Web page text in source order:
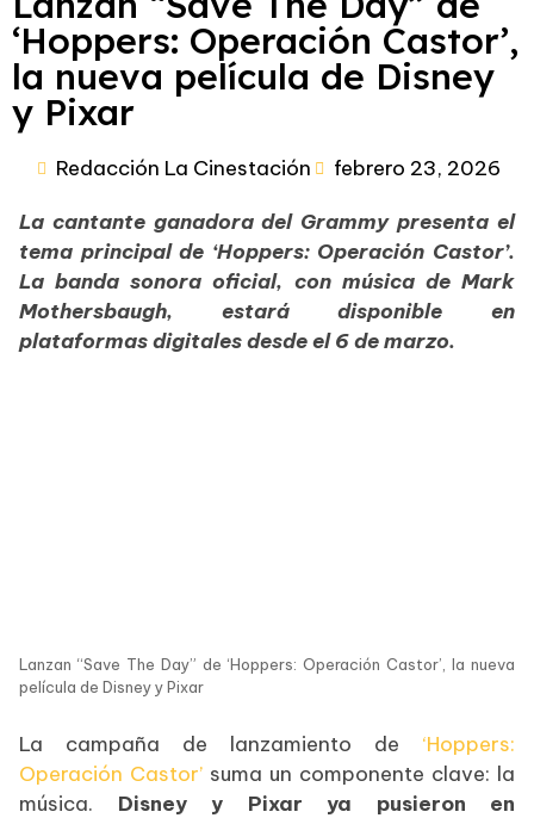
‘Hoppers: Operación Castor’,
la nueva película de Disney
y Pixar
Redacción La Cinestación febrero 23, 2026
La cantante ganadora del Grammy presenta el
tema principal de ‘Hoppers: Operación Castor’.
La banda sonora oficial, con música de Mark
Mothersbaugh, estará disponible en
plataformas digitales desde el 6 de marzo.
Lanzan “Save The Day” de ‘Hoppers: Operación Castor’, la nueva
película de Disney y Pixar
La campaña de lanzamiento de ‘Hoppers:
Operación Castor’ suma un componente clave: la
música. Disney y Pixar ya pusieron en